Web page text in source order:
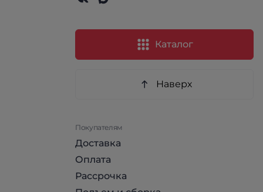
Каталог
Наверх
Покупателям
Доставка
Оплата
Рассрочка